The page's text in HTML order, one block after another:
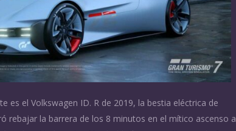
es el Volkswagen ID. R de 2019, la bestia eléctrica de
rebajar la barrera de los 8 minutos en el mítico ascenso a